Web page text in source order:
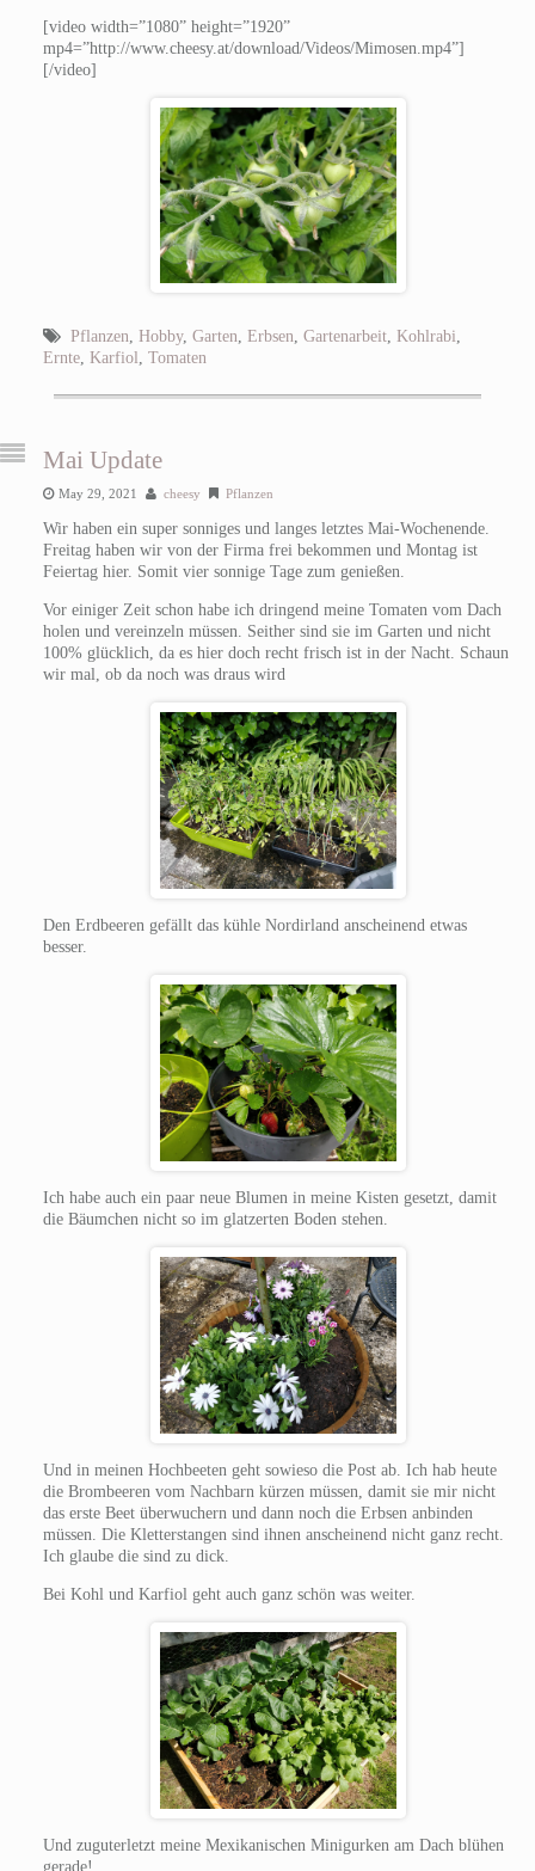
[video width=”1080” height=”1920”
mp4=”http://www.cheesy.at/download/Videos/Mimosen.mp4”]
[/video]
Pflanzen, Hobby, Garten, Erbsen, Gartenarbeit, Kohlrabi,
Ernte, Karfiol, Tomaten
Mai Update
May 29, 2021 cheesy Pflanzen
Wir haben ein super sonniges und langes letztes Mai-Wochenende.
Freitag haben wir von der Firma frei bekommen und Montag ist
Feiertag hier. Somit vier sonnige Tage zum genießen.
Vor einiger Zeit schon habe ich dringend meine Tomaten vom Dach
holen und vereinzeln müssen. Seither sind sie im Garten und nicht
100% glücklich, da es hier doch recht frisch ist in der Nacht. Schaun
wir mal, ob da noch was draus wird
Den Erdbeeren gefällt das kühle Nordirland anscheinend etwas
besser.
Ich habe auch ein paar neue Blumen in meine Kisten gesetzt, damit
die Bäumchen nicht so im glatzerten Boden stehen.
Und in meinen Hochbeeten geht sowieso die Post ab. Ich hab heute
die Brombeeren vom Nachbarn kürzen müssen, damit sie mir nicht
das erste Beet überwuchern und dann noch die Erbsen anbinden
müssen. Die Kletterstangen sind ihnen anscheinend nicht ganz recht.
Ich glaube die sind zu dick.
Bei Kohl und Karfiol geht auch ganz schön was weiter.
Und zuguterletzt meine Mexikanischen Minigurken am Dach blühen
gerade!